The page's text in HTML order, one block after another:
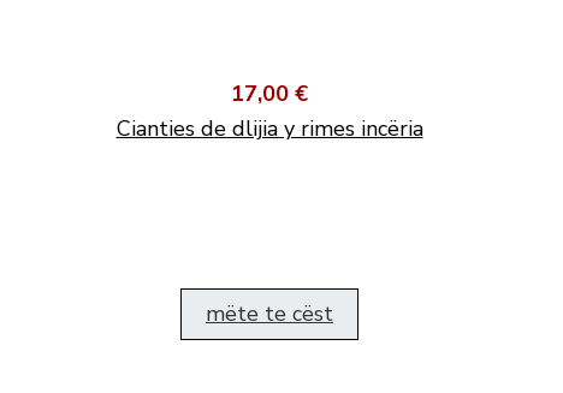
17,00 €
Cianties de dlijia y rimes incëria
mëte te cëst